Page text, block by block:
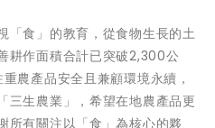
「食」的教育，從食物生長的土
耕作面積合計已突破2,300公
農產品安全且兼顧環境永續，
三生農業」，希望在地農產品更
所有關注以「食」為核心的夥